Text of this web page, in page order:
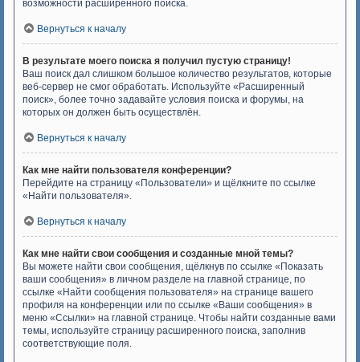
возможности расширенного поиска.
Вернуться к началу
В результате моего поиска я получил пустую страницу!
Ваш поиск дал слишком большое количество результатов, которые
веб-сервер не смог обработать. Используйте «Расширенный
поиск», более точно задавайте условия поиска и форумы, на
которых он должен быть осуществлён.
Вернуться к началу
Как мне найти пользователя конференции?
Перейдите на страницу «Пользователи» и щёлкните по ссылке
«Найти пользователя».
Вернуться к началу
Как мне найти свои сообщения и созданные мной темы?
Вы можете найти свои сообщения, щёлкнув по ссылке «Показать
ваши сообщения» в личном разделе на главной странице, по
ссылке «Найти сообщения пользователя» на странице вашего
профиля на конференции или по ссылке «Ваши сообщения» в
меню «Ссылки» на главной странице. Чтобы найти созданные вами
темы, используйте страницу расширенного поиска, заполнив
соответствующие поля.